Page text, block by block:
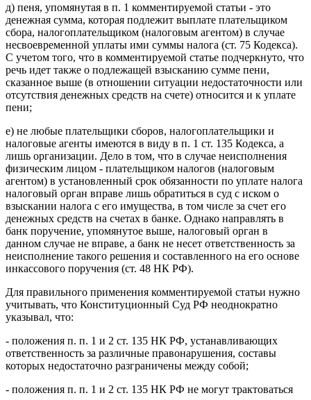
д) пеня, упомянутая в п. 1 комментируемой статьи - это
денежная сумма, которая подлежит выплате плательщиком
сбора, налогоплательщиком (налоговым агентом) в случае
несвоевременной уплаты ими суммы налога (ст. 75 Кодекса).
С учетом того, что в комментируемой статье подчеркнуто, что
речь идет также о подлежащей взысканию сумме пени,
сказанное выше (в отношении ситуации недостаточности или
отсутствия денежных средств на счете) относится и к уплате
пени;
е) не любые плательщики сборов, налогоплательщики и
налоговые агенты имеются в виду в п. 1 ст. 135 Кодекса, а
лишь организации. Дело в том, что в случае неисполнения
физическим лицом - плательщиком налогов (налоговым
агентом) в установленный срок обязанности по уплате налога
налоговый орган вправе лишь обратиться в суд с иском о
взыскании налога с его имущества, в том числе за счет его
денежных средств на счетах в банке. Однако направлять в
банк поручение, упомянутое выше, налоговый орган в
данном случае не вправе, а банк не несет ответственность за
неисполнение такого решения и составленного на его основе
инкассового поручения (ст. 48 НК РФ).
Для правильного применения комментируемой статьи нужно
учитывать, что Конституционный Суд РФ неоднократно
указывал, что:
- положения п. п. 1 и 2 ст. 135 НК РФ, устанавливающих
ответственность за различные правонарушения, составы
которых недостаточно разграничены между собой;
- положения п. п. 1 и 2 ст. 135 НК РФ не могут трактоваться